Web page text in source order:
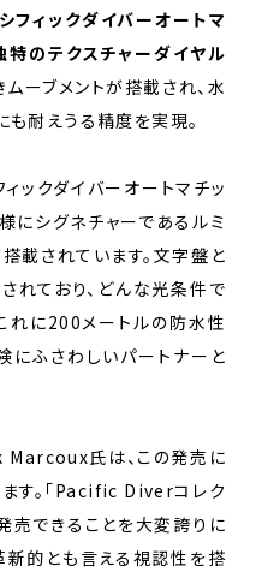
フィックダイバーオートマ
特のテクスチャーダイヤル
ーブメントが搭載され、水
耐えうる精度を実現。
ックダイバーオートマチッ
にシグネチャーであるルミ
搭載されています。文字盤と
ており、どんな光条件で
れに200メートルの防水性
にふさわしいパートナーと
Marcoux氏は、この発売に
す。「Pacific Diverコレク
売できることを大変誇りに
新的とも言える視認性を搭